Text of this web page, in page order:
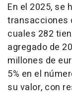
En el 2025, se
transacciones
cuales 282
agregado de
millones de
5% en el
su valor, con